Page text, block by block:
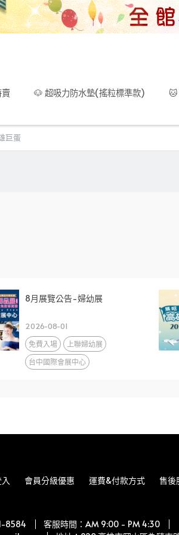
🐶 超吸力防水墊(搖粒標準款)
巨蛋
8月展覽公告-婦幼展
2026-08-01
免費入場
上聯婦幼展
台中國際會展中心
會員分級優惠 運費&付款方式 售後
8584
客服時間：AM 9:00 - PM 4:30